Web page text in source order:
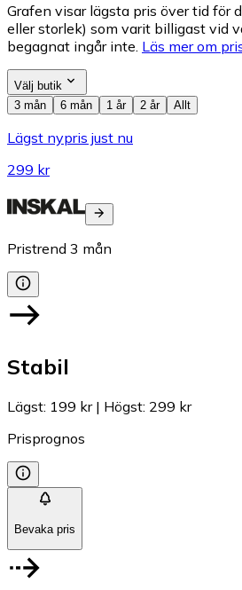
Grafen visar lägsta pris över tid för
eller storlek) som varit billigast vid
begagnat ingår inte. Läs mer om
Välj butik
3 mån
6 mån 1 år 2 år Allt
Lägst nypris just nu
299 kr
Pristrend 3 mån
Stabil
Lägst: 199 kr| Högst: 299 kr
Prisprognos
Bevaka pris